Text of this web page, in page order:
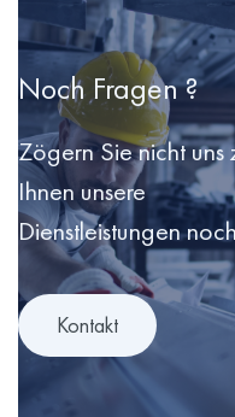
Noch Fragen ?
Zögern Sie nicht
Ihnen unsere
Dienstleistungen
Kontakt